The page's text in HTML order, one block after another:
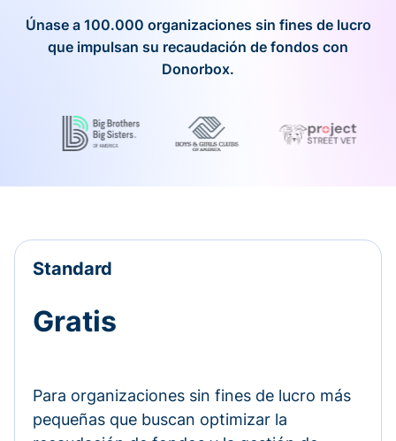
Únase a 100.000 organizaciones sin fines de lucro
que impulsan su recaudación de fondos con
Donorbox.
Standard
Gratis
Para organizaciones sin fines de lucro más
pequeñas que buscan optimizar la